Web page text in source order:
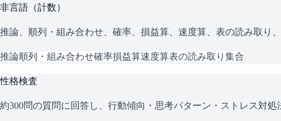
非言語（計数）
推論、順列・組み合わせ、確率、損益算、速度算、表の読み取り
推論順列・組み合わせ確率損益算速度算表の読み取り 集合
性格検査
約300問の質問に回答し、行動傾向・思考パターン・ストレス対